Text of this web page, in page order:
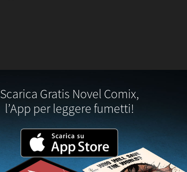
Scarica Gratis Novel Comix,
l’App per leggere fumetti!